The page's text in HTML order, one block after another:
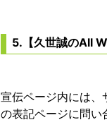
5.【久世誠のAll
宣伝ページ内には、
の表記ページに問い